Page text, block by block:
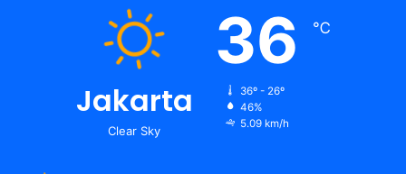
Jakarta
Clear Sky
36 ℃
36º - 26º
46%
5.09 km/h